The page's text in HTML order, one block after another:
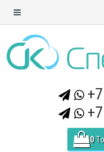
0